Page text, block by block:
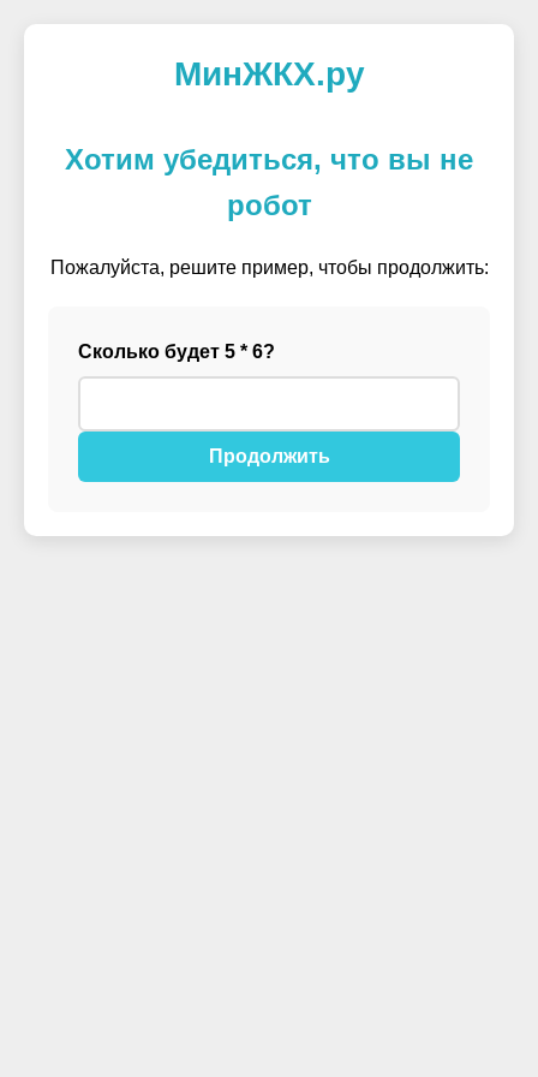
МинЖКХ.ру
Хотим убедиться, что вы не
робот
Пожалуйста, решите пример, чтобы продолжить:
Сколько будет 5 * 6?
Продолжить